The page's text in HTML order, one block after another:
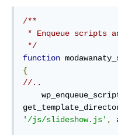
/**
*/
function
{
//..
'/js/slideshow.js' ,